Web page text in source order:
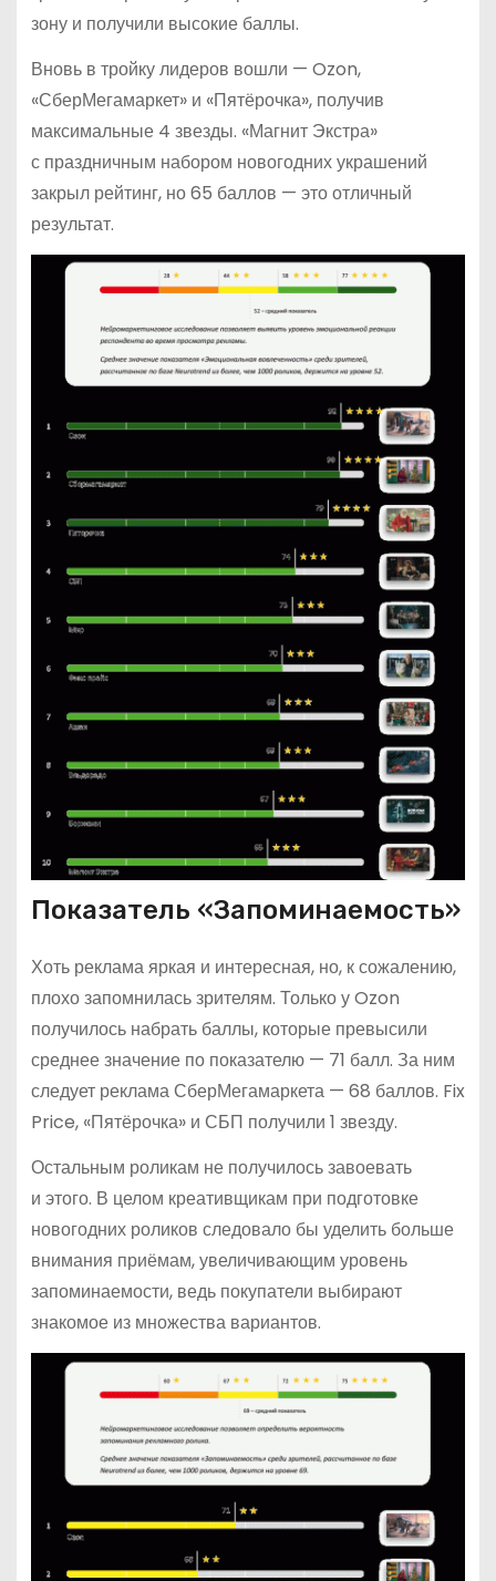
зону и получили высокие баллы.
Вновь в тройку лидеров вошли — Ozon,
«СберМегамаркет» и «Пятёрочка», получив
максимальные 4 звезды. «Магнит Экстра»
с праздничным набором новогодних украшений
закрыл рейтинг, но 65 баллов — это отличный
результат.
Показатель «Запоминаемость»
Хоть реклама яркая и интересная, но, к сожалению,
плохо запомнилась зрителям. Только у Ozon
получилось набрать баллы, которые превысили
среднее значение по показателю — 71 балл. За ним
следует реклама СберМегамаркета — 68 баллов. Fix
Price, «Пятёрочка» и СБП получили 1 звезду.
Остальным роликам не получилось завоевать
и этого. В целом креативщикам при подготовке
новогодних роликов следовало бы уделить больше
внимания приёмам, увеличивающим уровень
запоминаемости, ведь покупатели выбирают
знакомое из множества вариантов.